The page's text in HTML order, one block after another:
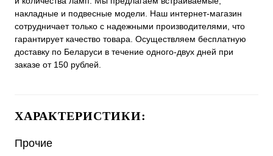
накладные и подвесные модели. Наш интернет-магазин
сотрудничает только с надежными производителями, что
гарантирует качество товара. Осуществляем бесплатную
доставку по Беларуси в течение одного-двух дней при
заказе от 150 рублей.
ХАРАКТЕРИСТИКИ:
Прочие